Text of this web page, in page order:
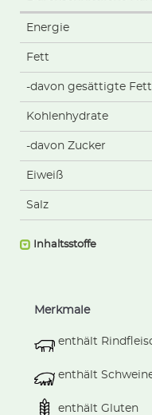
Energie
Fett
-davon gesättigte
Kohlenhydrate
-davon Zucker
Eiweiß
Salz
Inhaltsstoffe
Merkmale
enthält
enthält
enthält Gluten